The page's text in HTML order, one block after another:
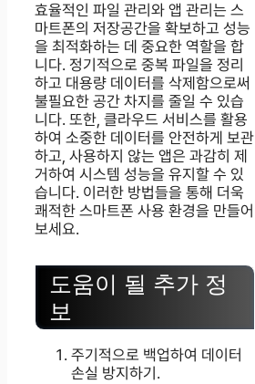
효율적인 파일 관리와 앱 관리는 스
마트폰의 저장공간을 확보하고 성능
을 최적화하는 데 중요한 역할을 합
니다. 정기적으로 중복 파일을 정리
하고 대용량 데이터를 삭제함으로써
불필요한 공간 차지를 줄일 수 있습
니다. 또한, 클라우드 서비스를 활용
하여 소중한 데이터를 안전하게 보관
하고, 사용하지 않는 앱은 과감히 제
거하여 시스템 성능을 유지할 수 있
습니다. 이러한 방법들을 통해 더욱
쾌적한 스마트폰 사용 환경을 만들어
보세요.
도움이 될 추가 정
보
주기적으로 백업하여 데이터
손실 방지하기.